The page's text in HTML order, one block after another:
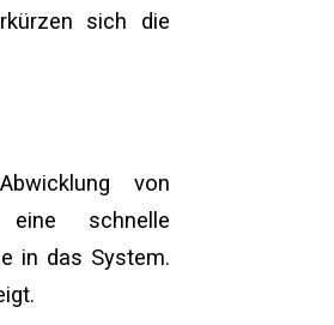
sich die
von
eine schnelle
in das System.